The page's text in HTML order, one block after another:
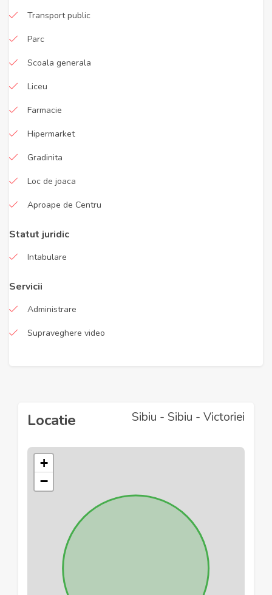
Transport public
Parc
Scoala generala
Liceu
Farmacie
Hipermarket
Gradinita
Loc de joaca
Aproape de Centru
Statut juridic
Intabulare
Servicii
Administrare
Supraveghere video
Locatie Sibiu - Sibiu - Victoriei
+
−